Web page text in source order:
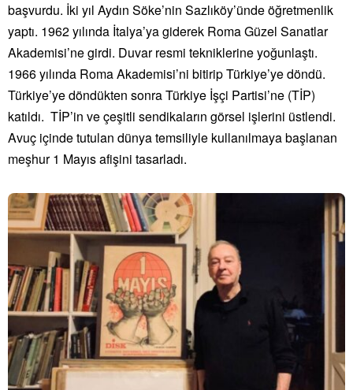
başvurdu. İki yıl Aydın Söke’nin Sazlıköy’ünde öğretmenlik
yaptı. 1962 yılında İtalya’ya giderek Roma Güzel Sanatlar
Akademisi’ne girdi. Duvar resmi tekniklerine yoğunlaştı.
1966 yılında Roma Akademisi’ni bitirip Türkiye’ye döndü.
Türkiye’ye döndükten sonra Türkiye İşçi Partisi’ne (TİP)
katıldı. TİP’in ve çeşitli sendikaların görsel işlerini üstlendi.
Avuç içinde tutulan dünya temsiliyle kullanılmaya başlanan
meşhur 1 Mayıs afişini tasarladı.